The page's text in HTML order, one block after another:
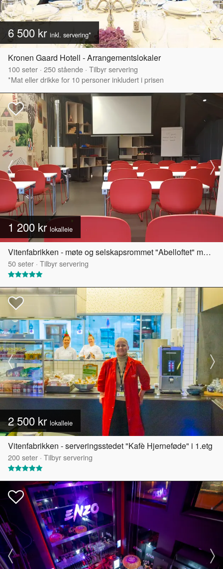
6 500 kr inkl. servering*
Kronen Gaard Hotell - Arrangementslokaler
100seter · 250stående · Tilbyr servering
*Mat eller drikke for 10 personer inkludert i prisen
1 200 kr lokalleie
Vitenfabrikken - møte og selskapsrommet "Abelloftet" med egen takterrasse
50seter · Tilbyr servering
2 500 kr lokalleie
Vitenfabrikken - serveringsstedet "Kafè Hjerneføde" i 1.etg
200seter · Tilbyr servering